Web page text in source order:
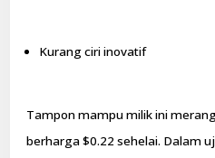
Kurang ciri inovatif
Tampon mampu milik ini
berharga $0.22 sehelai. Dalam